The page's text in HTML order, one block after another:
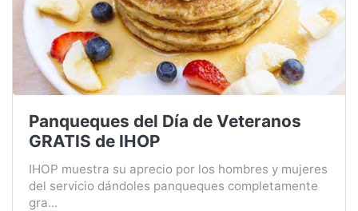
Panqueques del Día de Veteranos
GRATIS de IHOP
IHOP muestra su aprecio por los hombres y mujeres
del servicio dándoles panqueques completamente
gra...